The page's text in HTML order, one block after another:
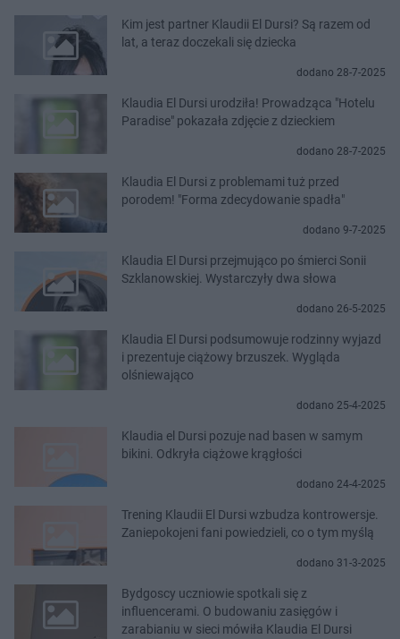
Kim jest partner Klaudii El Dursi? Są razem od
lat, a teraz doczekali się dziecka
dodano 28-7-2025
Klaudia El Dursi urodziła! Prowadząca "Hotelu
Paradise" pokazała zdjęcie z dzieckiem
dodano 28-7-2025
Klaudia El Dursi z problemami tuż przed
porodem! "Forma zdecydowanie spadła"
dodano 9-7-2025
Klaudia El Dursi przejmująco po śmierci Sonii
Szklanowskiej. Wystarczyły dwa słowa
dodano 26-5-2025
Klaudia El Dursi podsumowuje rodzinny wyjazd
i prezentuje ciążowy brzuszek. Wygląda
olśniewająco
dodano 25-4-2025
Klaudia el Dursi pozuje nad basen w samym
bikini. Odkryła ciążowe krągłości
dodano 24-4-2025
Trening Klaudii El Dursi wzbudza kontrowersje.
Zaniepokojeni fani powiedzieli, co o tym myślą
dodano 31-3-2025
Bydgoscy uczniowie spotkali się z
influencerami. O budowaniu zasięgów i
zarabianiu w sieci mówiła Klaudia El Dursi